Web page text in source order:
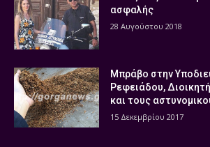
ασφαλής
28 Αυγούστου 2018
Μπράβο στην
Ρεφειάδου,
και τους
15 Δεκεμβρίου 2017